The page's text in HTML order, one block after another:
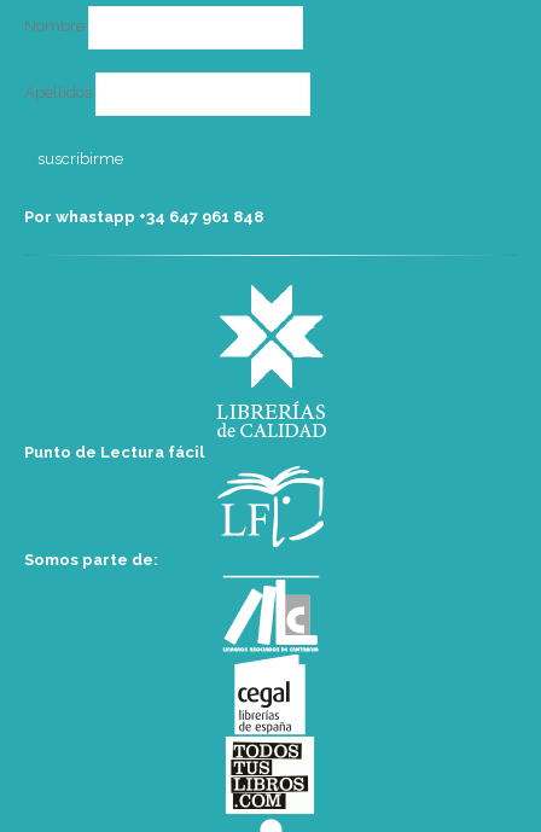
Nombre
Apellidos
Por whastapp +34 ‭647 961 848‬
Punto de Lectura fácil
Somos parte de: